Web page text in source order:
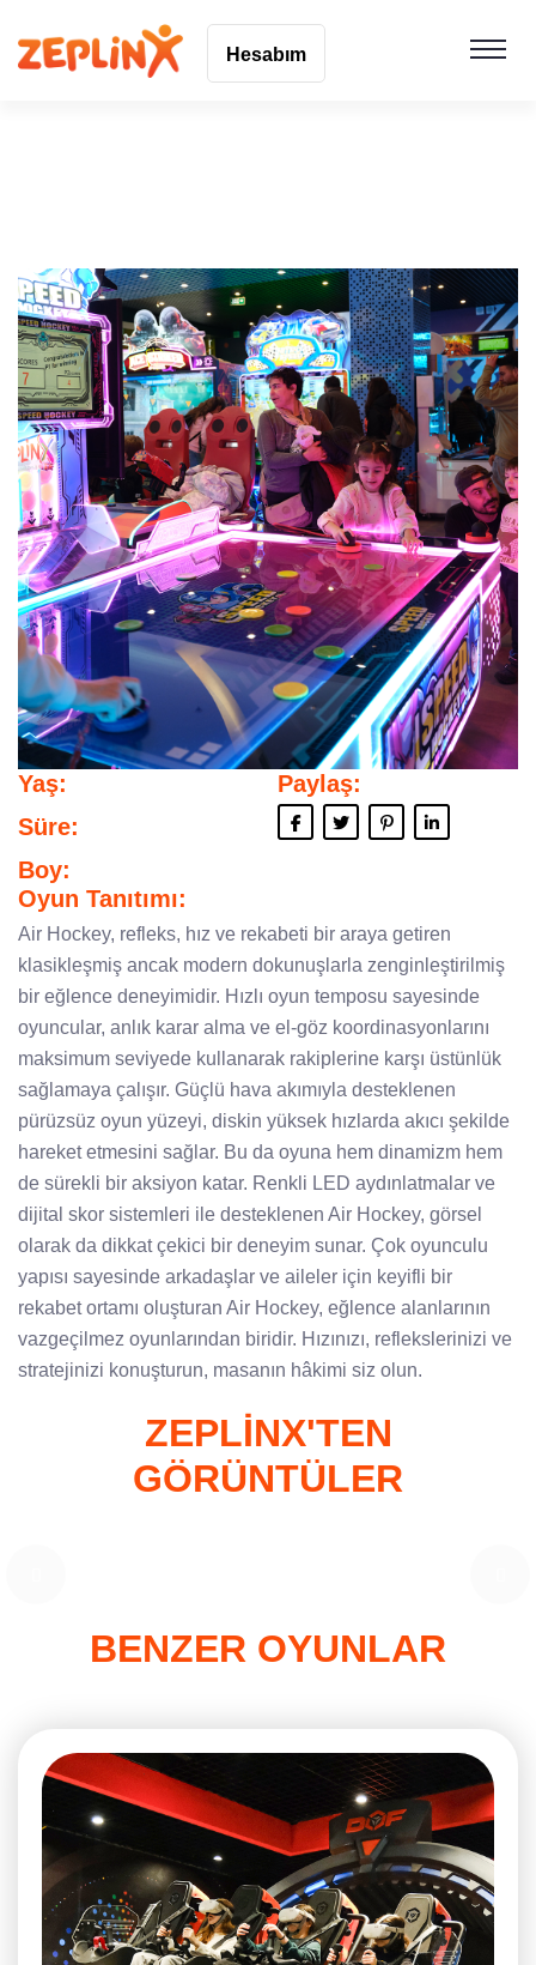
Hesabım
Yaş:
Süre:
Boy:
Paylaş:
Oyun Tanıtımı:
Air Hockey, refleks, hız ve rekabeti bir araya getiren
klasikleşmiş ancak modern dokunuşlarla zenginleştirilmiş
bir eğlence deneyimidir. Hızlı oyun temposu sayesinde
oyuncular, anlık karar alma ve el-göz koordinasyonlarını
maksimum seviyede kullanarak rakiplerine karşı üstünlük
sağlamaya çalışır. Güçlü hava akımıyla desteklenen
pürüzsüz oyun yüzeyi, diskin yüksek hızlarda akıcı şekilde
hareket etmesini sağlar. Bu da oyuna hem dinamizm hem
de sürekli bir aksiyon katar. Renkli LED aydınlatmalar ve
dijital skor sistemleri ile desteklenen Air Hockey, görsel
olarak da dikkat çekici bir deneyim sunar. Çok oyunculu
yapısı sayesinde arkadaşlar ve aileler için keyifli bir
rekabet ortamı oluşturan Air Hockey, eğlence alanlarının
vazgeçilmez oyunlarından biridir. Hızınızı, reflekslerinizi ve
stratejinizi konuşturun, masanın hâkimi siz olun.
ZEPLİNX'TEN
GÖRÜNTÜLER
BENZER OYUNLAR